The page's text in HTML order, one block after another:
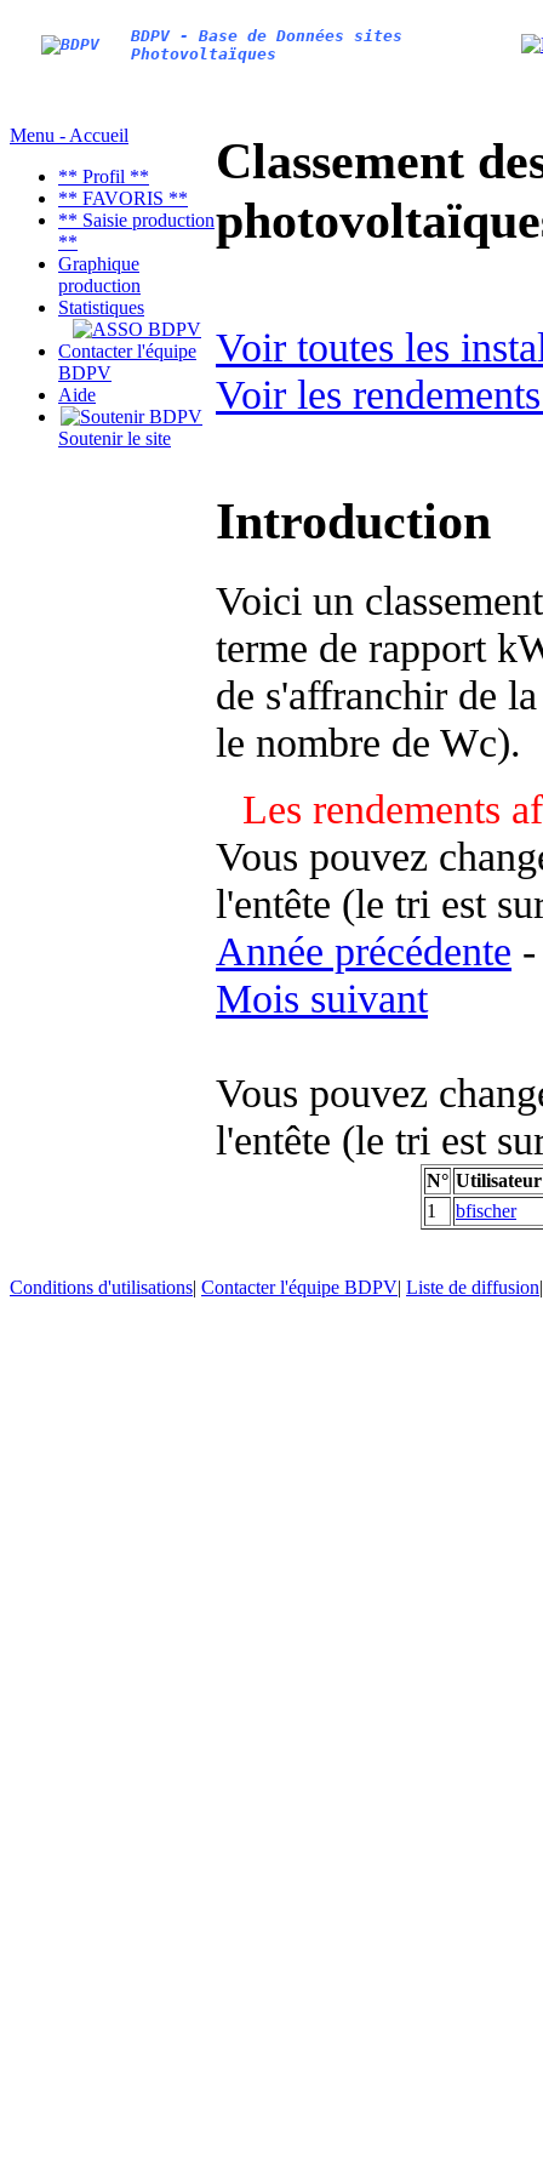
BDPV - Base de Données sites
Photovoltaïques
Menu - Accueil
** Profil **
** FAVORIS **
** Saisie production
**
Graphique
production
Statistiques
Contacter l'équipe
BDPV
Aide
Soutenir le site
Classement
Voir toutes les
Voir les
Introduction
Voici un
terme de rapport
de s'affranchir de
le nombre de Wc).
Les rendements
Vous pouvez
l'entête (le tri est
Année précédente -
Mois suivant
Vous pouvez
l'entête (le tri est
N° Utilisateur
1
bfischer
Conditions d'utilisations| Contacter l'équipe BDPV| Liste de diffusion